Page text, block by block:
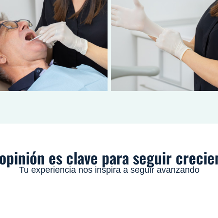
es clave para seguir
Tu experiencia nos inspira a seguir avanzando